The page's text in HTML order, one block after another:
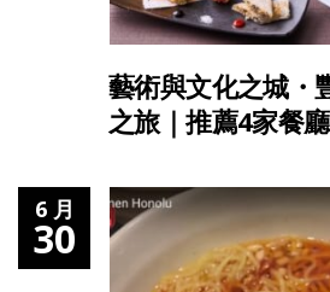
藝術與文化之城・
之旅｜推薦4家餐廳
6 月
30